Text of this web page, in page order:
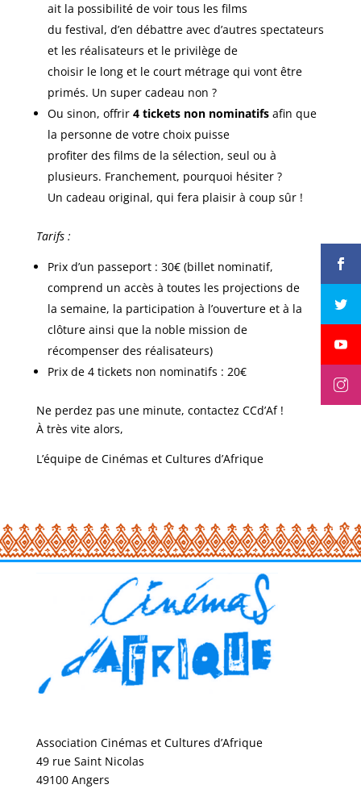
ait la possibilité de voir tous les films
du festival, d’en débattre avec d’autres spectateurs
et les réalisateurs et le privilège de
choisir le long et le court métrage qui vont être
primés. Un super cadeau non ?
Ou sinon, offrir4 tickets non nominatifsafin que
la personne de votre choix puisse
profiter des films de la sélection, seul ou à
plusieurs. Franchement, pourquoi hésiter ?
Un cadeau original, qui fera plaisir à coup sûr !
Tarifs :
Prix d’un passeport : 30€ (billet nominatif,
comprend un accès à toutes les projections de
la semaine, la participation à l’ouverture et à la
clôture ainsi que la noble mission de
récompenser des réalisateurs)
Prix de 4 tickets non nominatifs : 20€
Ne perdez pas une minute, contactez CCd’Af !
À très vite alors,
L’équipe de Cinémas et Cultures d’Afrique
Association Cinémas et Cultures d’Afrique
49 rue Saint Nicolas
49100 Angers